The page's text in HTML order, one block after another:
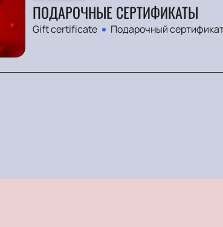
ПОДАРОЧНЫЕ СЕРТИФИКАТЫ
Gift certificate Подарочный